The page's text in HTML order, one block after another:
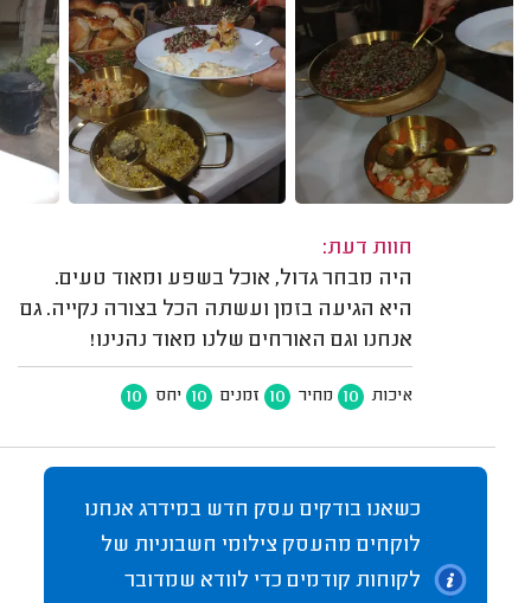
חוות דעת:
היה מבחר גדול, אוכל בשפע ומאוד טעים.
היא הגיעה בזמן ועשתה הכל בצורה נקייה. גם
אנחנו וגם האורחים שלנו מאוד נהנינו!
איכות 10 מחיר 10 זמנים 10 יחס 10
כשאנו בודקים עסק חדש במידרג אנחנו
לוקחים מהעסק צילומי חשבוניות של
לקוחות קודמים כדי לוודא שמדובר